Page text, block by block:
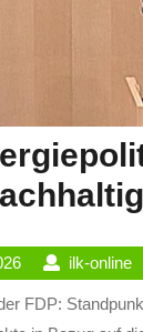
18
April
2026
ilk-onlineilk-